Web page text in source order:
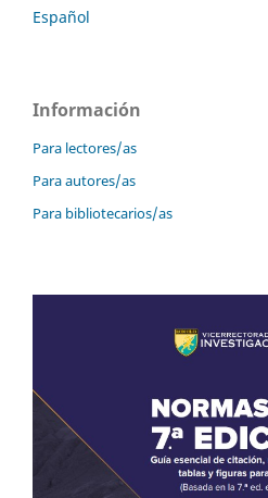
Español
Información
Para lectores/as
Para autores/as
Para bibliotecarios/as